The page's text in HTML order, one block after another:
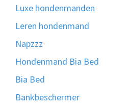
Luxe hondenmanden
Leren hondenmand
Napzzz
Hondenmand Bia Bed
Bia Bed
Bankbeschermer